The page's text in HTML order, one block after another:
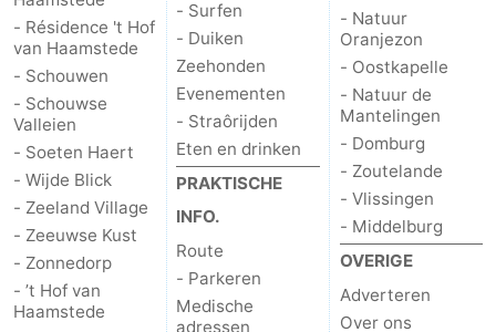
- Résidence 't Hof
van Haamstede
- Schouwen
- Schouwse
Valleien
- Soeten Haert
- Wijde Blick
- Zeeland Village
- Zeeuwse Kust
- Zonnedorp
- ’t Hof van
Haamstede
- Surfen
- Duiken
Zeehonden
Evenementen
- Straôrijden
Eten en drinken
PRAKTISCHE
INFO.
Route
- Parkeren
Medische
adressen
- Natuur
Oranjezon
- Oostkapelle
- Natuur de
Mantelingen
- Domburg
- Zoutelande
- Vlissingen
- Middelburg
OVERIGE
Adverteren
Over ons